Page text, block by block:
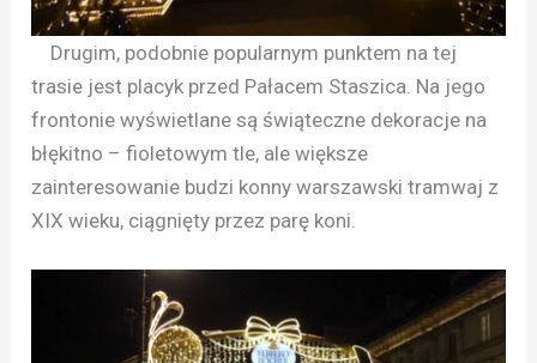
Drugim, podobnie popularnym punktem na tej
trasie jest placyk przed Pałacem Staszica. Na jego
frontonie wyświetlane są świąteczne dekoracje na
błękitno – fioletowym tle, ale większe
zainteresowanie budzi konny warszawski tramwaj z
XIX wieku, ciągnięty przez parę koni.